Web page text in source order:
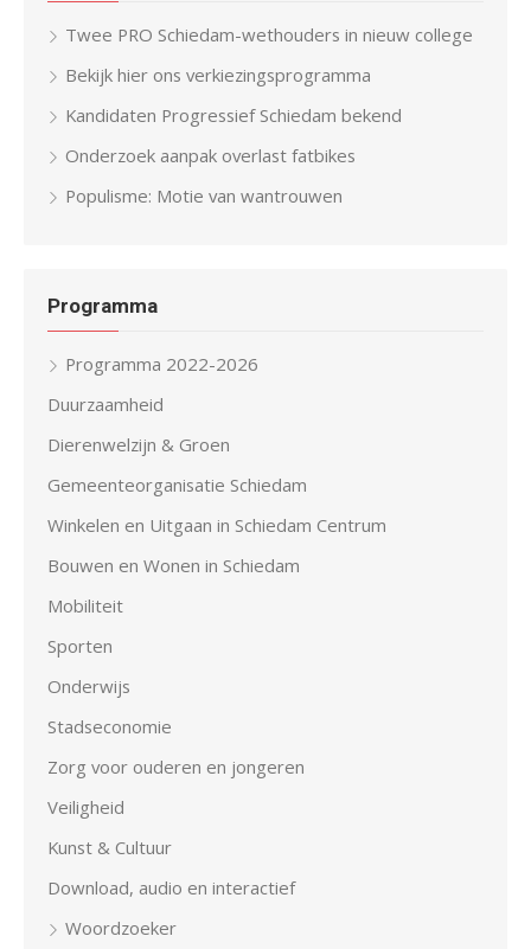
Twee PRO Schiedam-wethouders in nieuw college
Bekijk hier ons verkiezingsprogramma
Kandidaten Progressief Schiedam bekend
Onderzoek aanpak overlast fatbikes
Populisme: Motie van wantrouwen
Programma
Programma 2022-2026
Duurzaamheid
Dierenwelzijn & Groen
Gemeenteorganisatie Schiedam
Winkelen en Uitgaan in Schiedam Centrum
Bouwen en Wonen in Schiedam
Mobiliteit
Sporten
Onderwijs
Stadseconomie
Zorg voor ouderen en jongeren
Veiligheid
Kunst & Cultuur
Download, audio en interactief
Woordzoeker